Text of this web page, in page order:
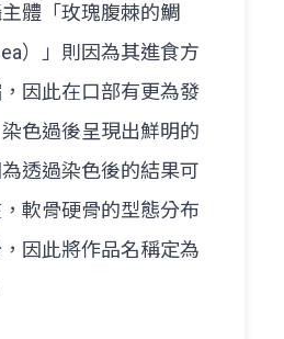
體「玫瑰腹棘的鯛
）」則因為其進食方
因此在口部有更為發
色過後呈現出鮮明的
透過染色後的結果可
軟骨硬骨的型態分布
因此將作品名稱定為